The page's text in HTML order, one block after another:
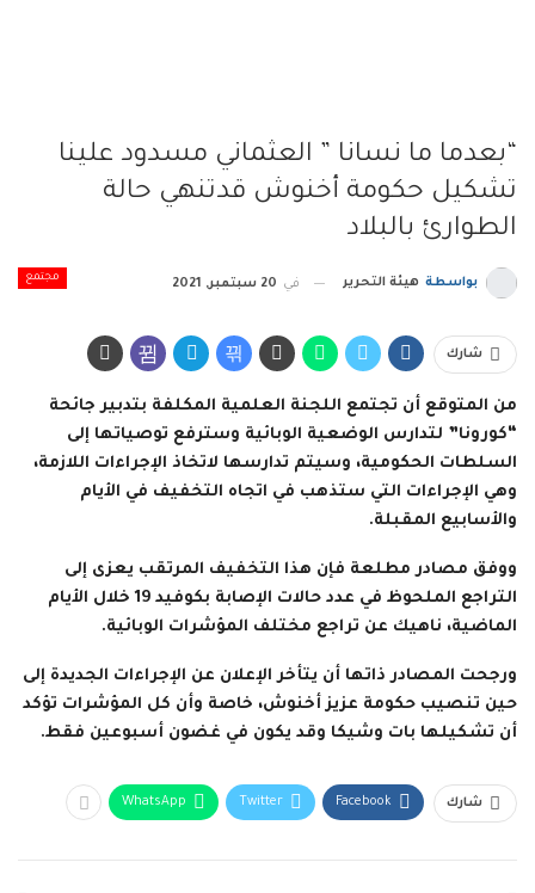
“بعدما ما نسانا ” العثماني مسدود علينا
تشكيل حكومة أخنوش قدتنهي حالة
الطوارئ بالبلاد
مجتمع بواسطة هيئة التحرير في 20 سبتمبر, 2021
شارك
من المتوقع أن تجتمع اللجنة العلمية المكلفة بتدبير جائحة
“كورونا” لتدارس الوضعية الوبائية وسترفع توصياتها إلى
السلطات الحكومية، وسيتم تدارسها لاتخاذ الإجراءات اللازمة،
وهي الإجراءات التي ستذهب في اتجاه التخفيف في الأيام
والأسابيع المقبلة.
ووفق مصادر مطلعة فإن هذا التخفيف المرتقب يعزى إلى
التراجع الملحوظ في عدد حالات الإصابة بكوفيد 19 خلال الأيام
الماضية، ناهيك عن تراجع مختلف المؤشرات الوبائية.
ورجحت المصادر ذاتها أن يتأخر الإعلان عن الإجراءات الجديدة إلى
حين تنصيب حكومة عزيز أخنوش، خاصة وأن كل المؤشرات تؤكد
أن تشكيلها بات وشيكا وقد يكون في غضون أسبوعين فقط.
شارك Facebook
Twitter
WhatsApp